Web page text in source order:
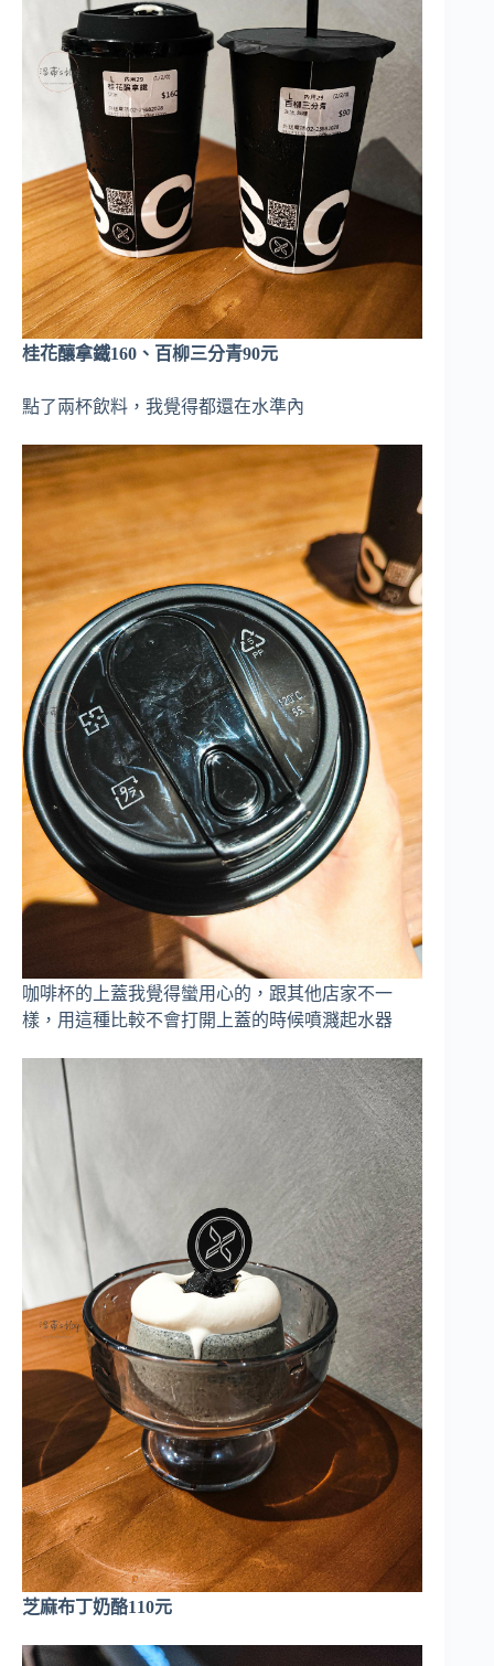
桂花釀拿鐵160、百柳三分青90元
點了兩杯飲料，我覺得都還在水準內
咖啡杯的上蓋我覺得蠻用心的，跟其他店家不一
樣，用這種比較不會打開上蓋的時候噴濺起水器
芝麻布丁奶酪110元